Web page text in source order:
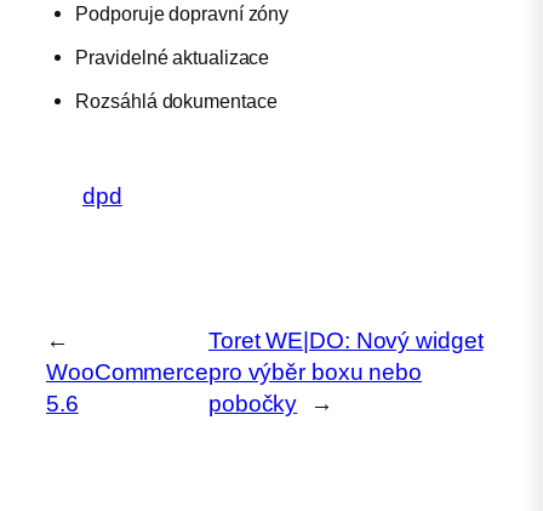
Podporuje dopravní zóny
Pravidelné aktualizace
Rozsáhlá dokumentace
dpd
←
WooCommerce
5.6
Toret WE|DO: Nový widget
pro výběr boxu nebo
pobočky
→